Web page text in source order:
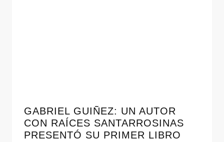
GABRIEL GUIÑEZ: UN AUTOR
CON RAÍCES SANTARROSINAS
PRESENTÓ SU PRIMER LIBRO